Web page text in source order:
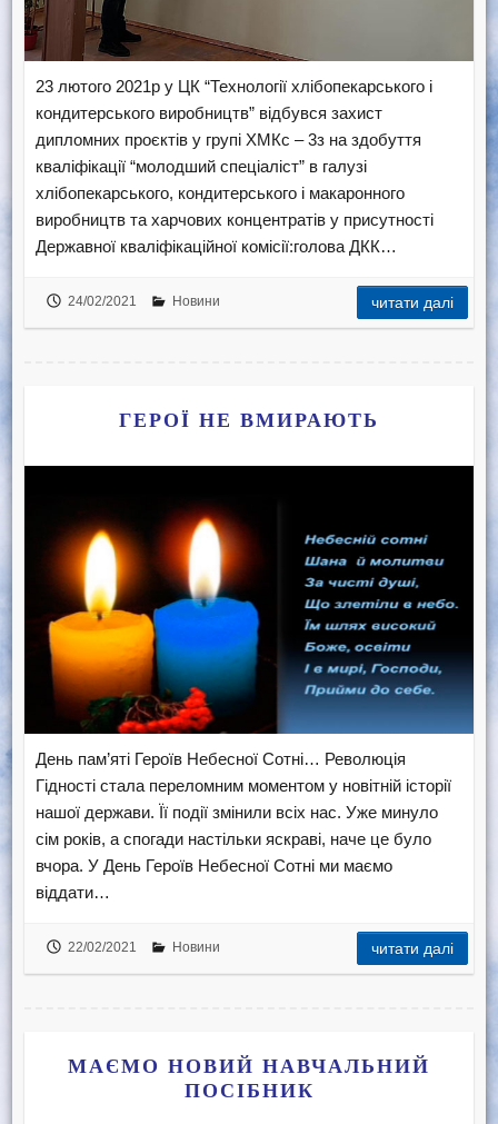
23 лютого 2021р у ЦК “Технології хлібопекарського і
кондитерського виробництв” відбувся захист
дипломних проєктів у групі ХМКс – 3з на здобуття
кваліфікації “молодший спеціаліст” в галузі
хлібопекарського, кондитерського і макаронного
виробництв та харчових концентратів у присутності
Державної кваліфікаційної комісії:голова ДКК…
24/02/2021 Новини читати далі
ГЕРОЇ НЕ ВМИРАЮТЬ
День пам’яті Героїв Небесної Сотні… Революція
Гідності стала переломним моментом у новітній історії
нашої держави. Її події змінили всіх нас. Уже минуло
сім років, а спогади настільки яскраві, наче це було
вчора. У День Героїв Небесної Сотні ми маємо
віддати…
22/02/2021 Новини читати далі
МАЄМО НОВИЙ НАВЧАЛЬНИЙ
ПОСІБНИК